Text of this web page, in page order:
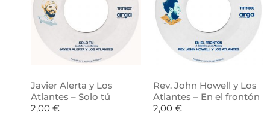
Javier Alerta y Los
Atlantes – Solo tú
2,00 €
Rev. John Howell y Los
Atlantes – En el frontón
2,00 €